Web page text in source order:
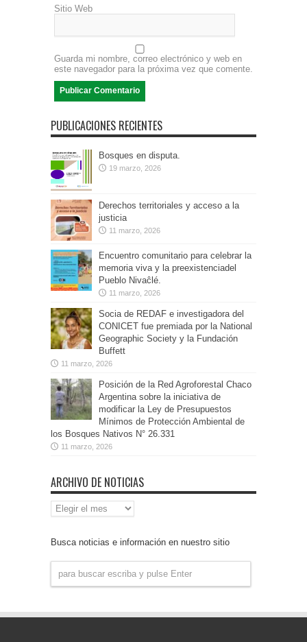
Sitio Web
Guarda mi nombre, correo electrónico y web en
este navegador para la próxima vez que comente.
PUBLICACIONES RECIENTES
Bosques en disputa.
19 marzo, 2026
Derechos territoriales y acceso a la
justicia
11 marzo, 2026
Encuentro comunitario para celebrar la
memoria viva y la preexistenciadel
Pueblo Nivaĉlé.
11 marzo, 2026
Socia de REDAF e investigadora del
CONICET fue premiada por la National
Geographic Society y la Fundación
Buffett
11 marzo, 2026
Posición de la Red Agroforestal Chaco
Argentina sobre la iniciativa de
modificar la Ley de Presupuestos
Mínimos de Protección Ambiental de
los Bosques Nativos N° 26.331
11 marzo, 2026
ARCHIVO DE NOTICIAS
Archivo
de
Busca noticias e información en nuestro sitio